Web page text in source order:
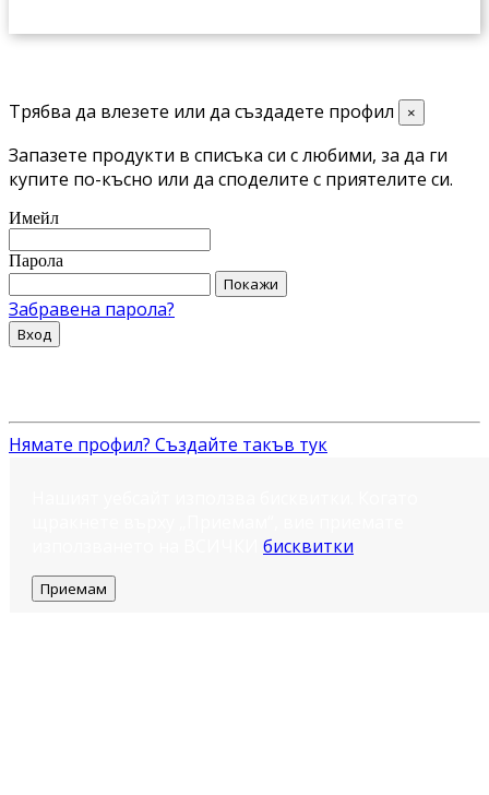
Трябва да влезете или да създадете профил ×
Запазете продукти в списъка си с любими, за да ги
купите по-късно или да споделите с приятелите си.
Имейл
Парола
Покажи
Забравена парола?
Вход
Нямате профил? Създайте такъв тук
бисквитки
Приемам